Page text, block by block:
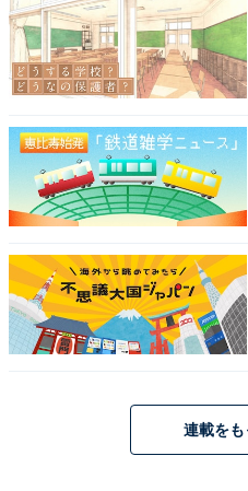
連載を